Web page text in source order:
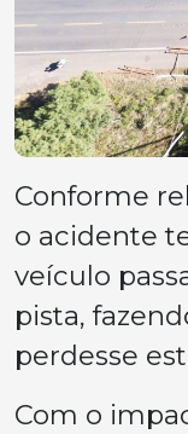
Conforme
o acidente
veículo
pista,
perdesse
Com o